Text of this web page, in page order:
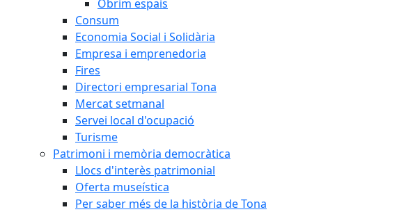
Obrim espais
Consum
Economia Social i Solidària
Empresa i emprenedoria
Fires
Directori empresarial Tona
Mercat setmanal
Servei local d'ocupació
Turisme
Patrimoni i memòria democràtica
Llocs d'interès patrimonial
Oferta museística
Per saber més de la història de Tona